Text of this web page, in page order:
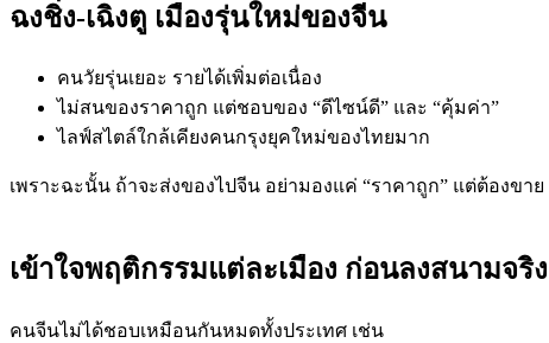
ฉงชิ่ง-เฉิงตู เมืองรุ่นใหม่ของจีน
คนวัยรุ่นเยอะ รายได้เพิ่มต่อเนื่อง
ไม่สนของราคาถูก แต่ชอบของ “ดีไซน์ดี” และ “คุ้มค่า”
ไลฟ์สไตล์ใกล้เคียงคนกรุงยุคใหม่ของไทยมาก
เพราะฉะนั้น ถ้าจะส่งของไปจีน อย่ามองแค่ “ราคาถูก” แต่ต้องขาย
เข้าใจพฤติกรรมแต่ละเมือง ก่อนลงสนามจริง
คนจีนไม่ได้ชอบเหมือนกันหมดทั้งประเทศ เช่น